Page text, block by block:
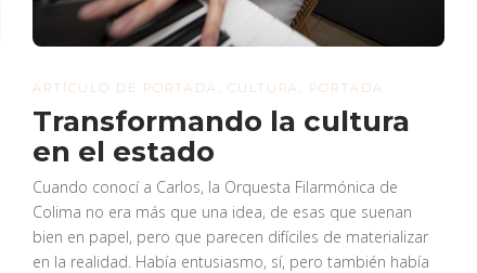
ARTÍCULO DE PORTADA CULTURA PORTADA
Transformando la cultura
en el estado
Cuando conocí a Carlos, la Orquesta Filarmónica de
Colima no era más que una idea, de esas que suenan
bien en papel, pero que parecen difíciles de materializar
en la realidad. Había entusiasmo, sí, pero también había